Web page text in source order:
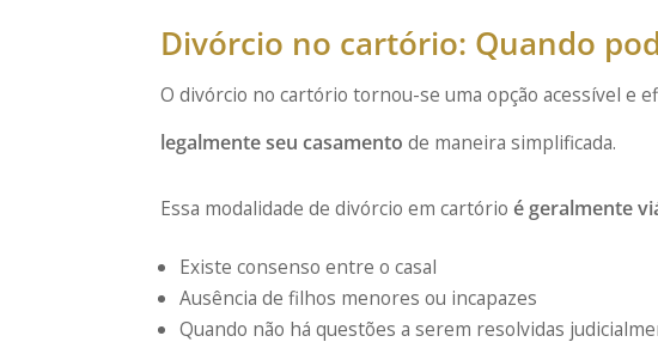
Divórcio no cartório: Quando
O divórcio no cartório tornou-se uma opção acessível e
legalmente seu casamento de maneira simplificada.
Essa modalidade de divórcio em cartórioé geralmente
Existe consenso entre o casal
Ausência de filhos menores ou incapazes
Quando não há questões a serem resolvidas